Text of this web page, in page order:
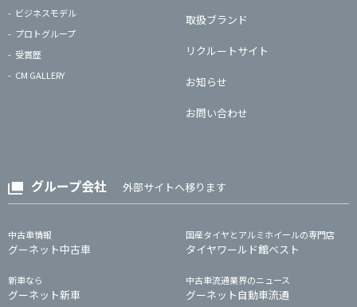
ビジネスモデル
プロトグループ
受賞歴
CM GALLERY
取扱ブランド
リクルートサイト
お知らせ
お問い合わせ
グループ会社 外部サイトへ移ります
中古車情報
グーネット中古車
新車なら
グーネット新車
国産タイヤとアルミホイールの専門店
タイヤワールド館ベスト
中古車流通業界のニュース
グーネット自動車流通